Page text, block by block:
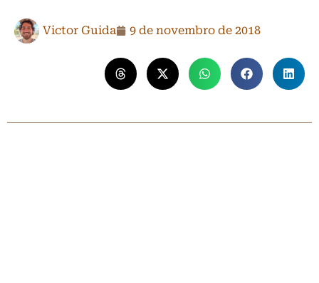
Victor Guida 9 de novembro de 2018